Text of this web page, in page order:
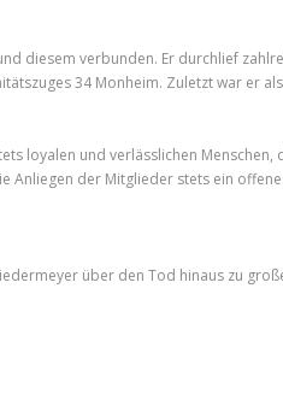
diesem verbunden. Er durchlief
34 Monheim. Zuletzt war er
loyalen und verlässlichen Menschen,
Anliegen der Mitglieder stets ein
über den Tod hinaus zu